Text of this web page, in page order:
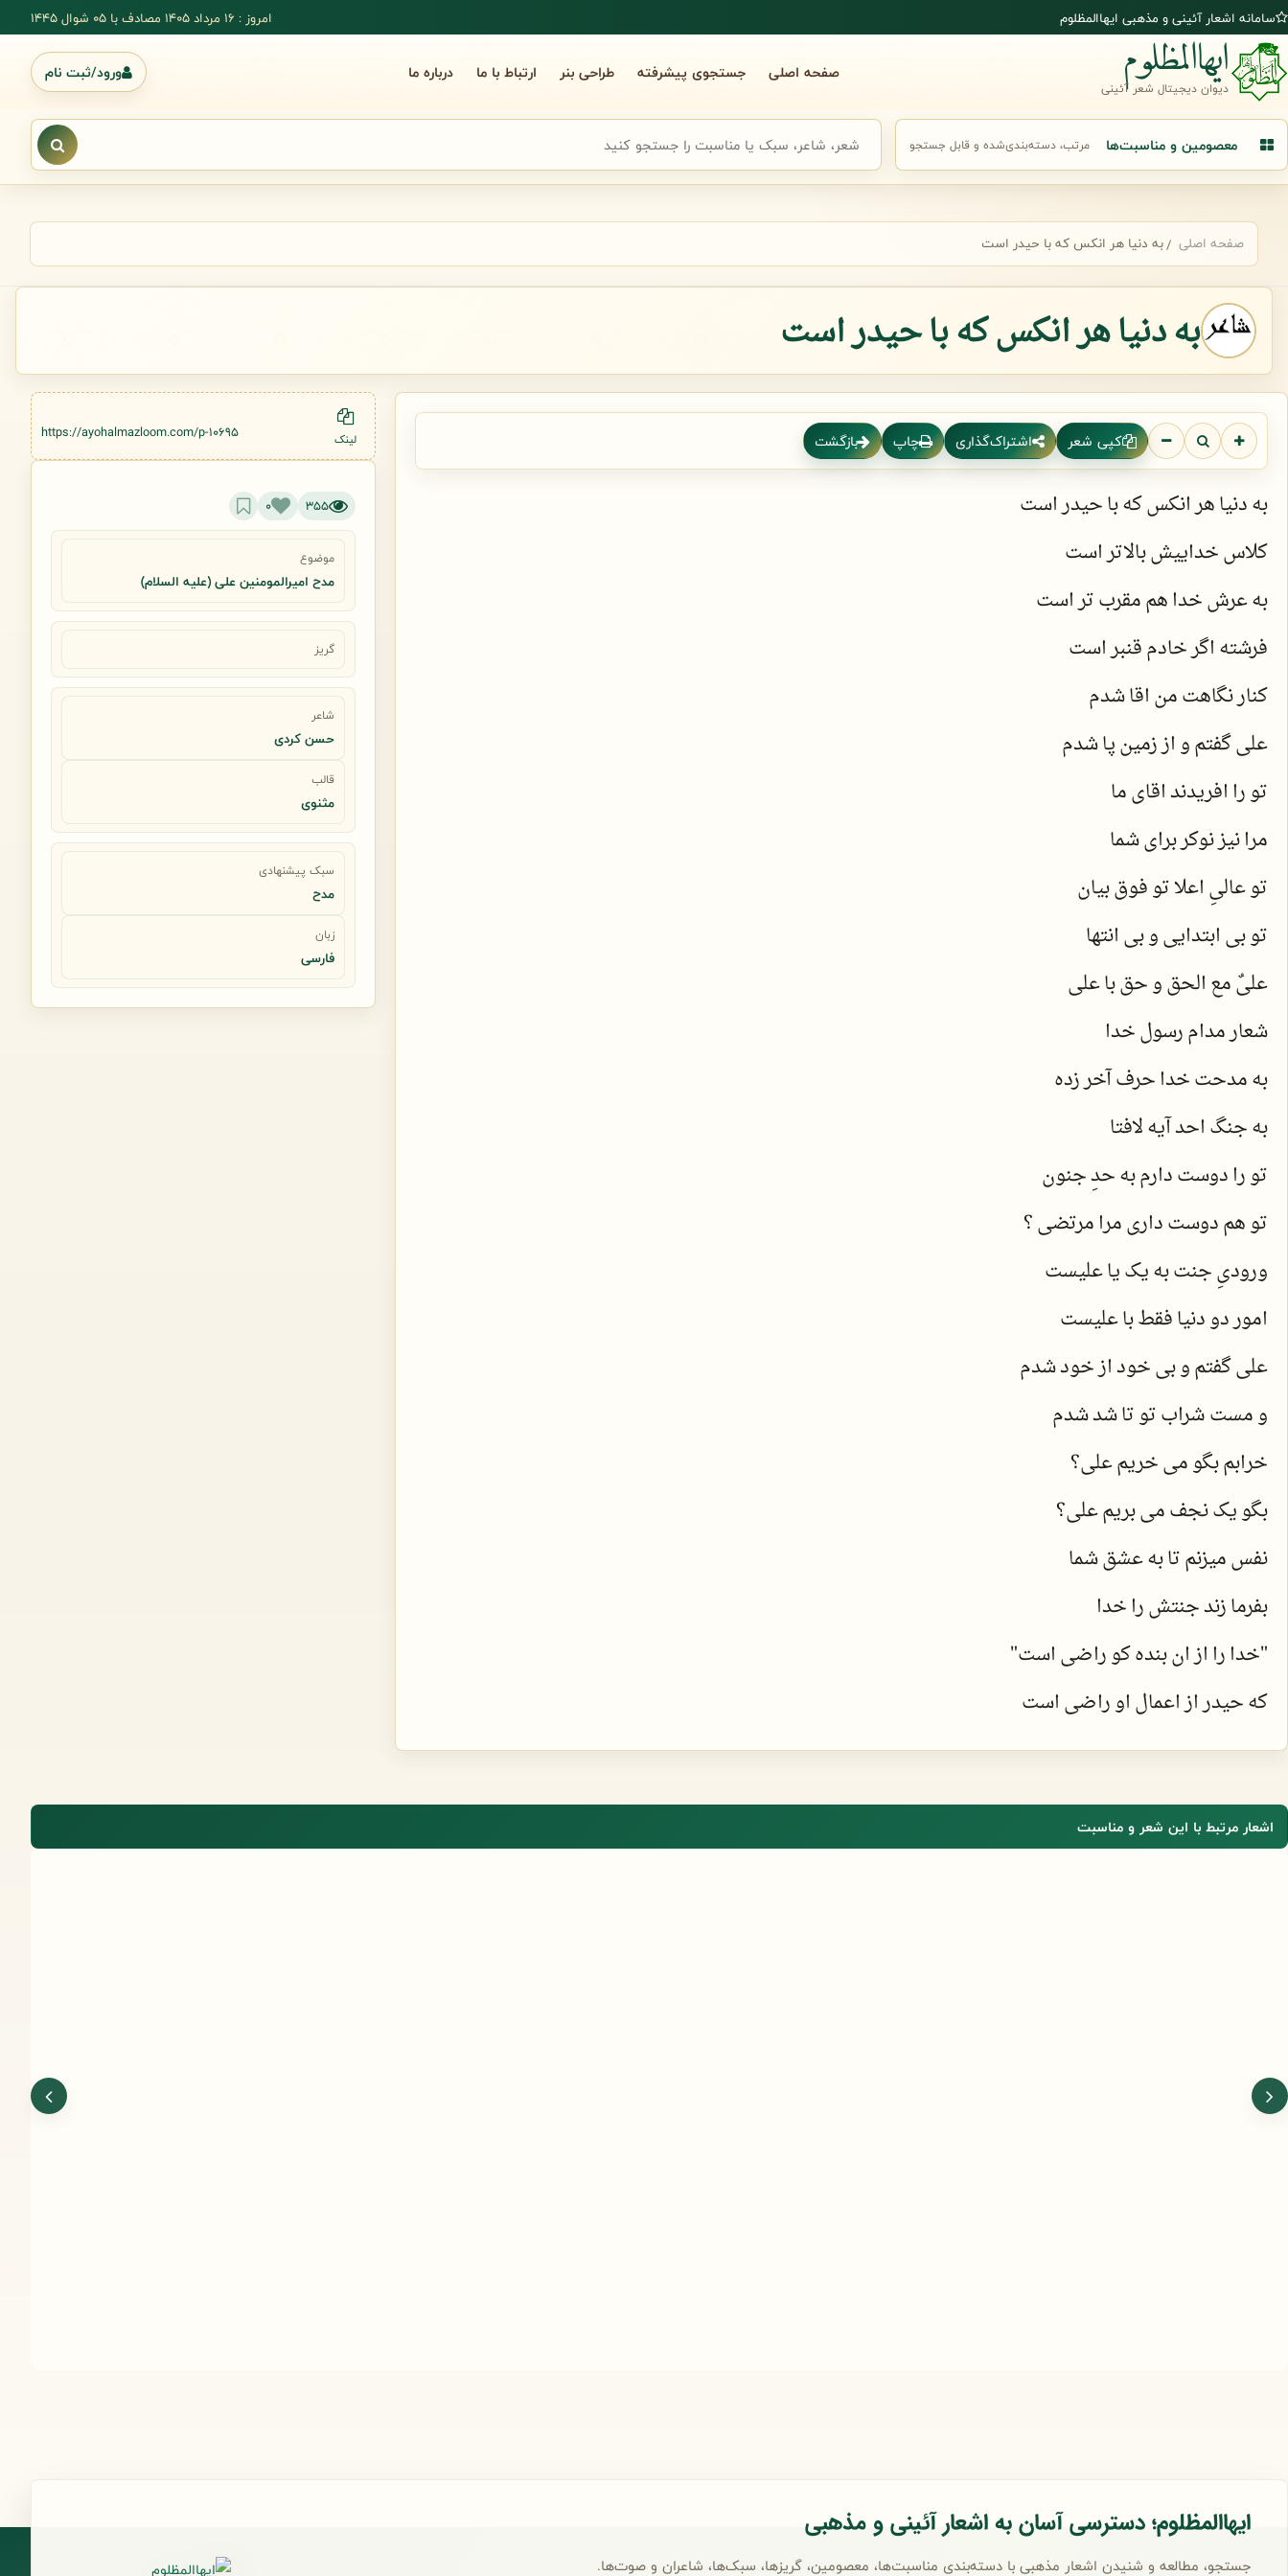
پرش به محتوای اصلی
سامانه اشعار آئینی و مذهبی ایهاالمظلوم امروز : 16 مرداد 1405 مصادف با ۰۵ شوال ۱۴۴۵
ایهاالمظلوم
دیوان دیجیتال شعر آئینی
صفحه اصلی جستجوی پیشرفته طراحی بنر ارتباط با ما درباره ما ورود/ثبت نام
معصومین و مناسبت‌ها مرتب، دسته‌بندی‌شده و قابل جستجو
جستجوی سریع شعر
صفحه اصلی به دنیا هر انکس که با حیدر است
به دنیا هر انکس که با حیدر است
کپی شعر اشتراک‌گذاری چاپ بازگشت
به دنیا هر انکس که با حیدر است
کلاس خداییش بالاتر است
به عرش خدا هم مقرب تر است
فرشته اگر خادم قنبر است
کنار نگاهت من اقا شدم
علی گفتم و از زمین پا شدم
تو را افریدند اقای ما
مرا نیز نوکر برای شما
تو عالیِ اعلا تو فوق بیان
تو بی ابتدایی و بی انتها
علیٌ مع الحق و حق با علی
شعار مدام رسول خدا
به مدحت خدا حرف آخر زده
به جنگ احد آیه لافتا
تو را دوست دارم به حدِ جنون
تو هم دوست داری مرا مرتضی ؟
ورودیِ جنت به یک یا علیست
امور دو دنیا فقط با علیست
علی گفتم و بی خود از خود شدم
و مست شراب تو تا شد شدم
خرابم بگو می خریم علی؟
بگو یک نجف می بریم علی؟
نفس میزنم تا به عشق شما
بفرما زند جنتش را خدا
"خدا را از ان بنده کو راضی است"
که حیدر از اعمال او راضی است
لینک https://ayohalmazloom.com/p-10695
355
0
موضوع
مدح امیرالمومنین علی (علیه السلام)
گریز
شاعر
حسن کردی
قالب
مثنوی
سبک پیشنهادی
مدح
زبان
فارسی
اشعار مرتبط با این شعر و مناسبت
ایهاالمظلوم؛ دسترسی آسان به اشعار آئینی و مذهبی
جستجو، مطالعه و شنیدن اشعار مذهبی با دسته‌بندی مناسبت‌ها، معصومین، گریزها، سبک‌ها، شاعران و صوت‌ها.